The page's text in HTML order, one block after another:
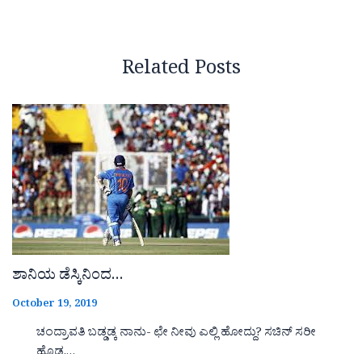
Related Posts
ಶಾನಿಯ ಡೆಸ್ಕಿನಿಂದ…
October 19, 2019
ಚಂದ್ರಾವತಿ ಬಡ್ಡಡ್ಕ ನಾನು- ಛೇ ನೀವು ಎಲ್ಲಿ ಹೋದ್ದು? ಸಚಿನ್ ಸರೀ